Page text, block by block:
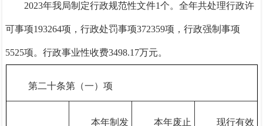
2023年我局制定行政规范性文件1个。全年共处理行政许
可事项193264项，行政处罚事项372359项，行政强制事项
5525项。行政事业性收费3498.17万元。
第二十条第（一）项
本年制发 本年废止 现行有效